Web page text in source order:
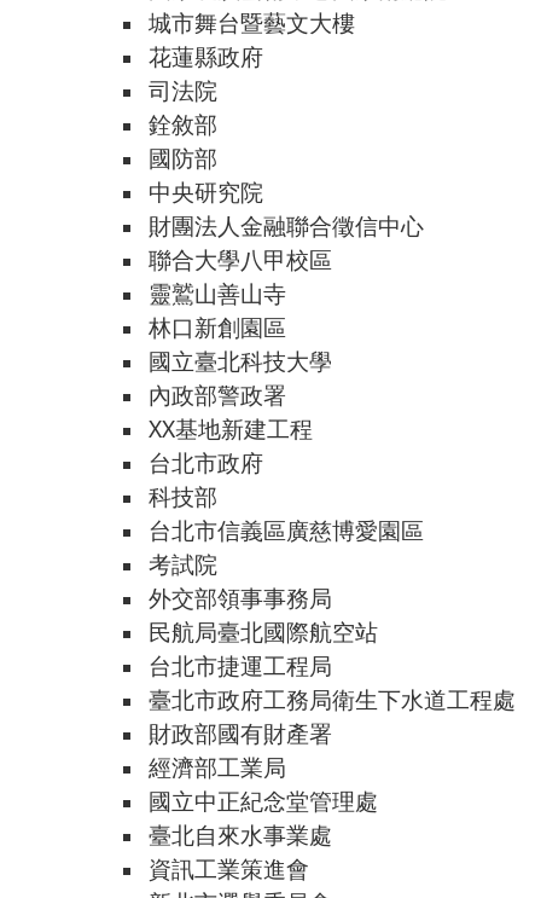
城市舞台暨藝文大樓
花蓮縣政府
司法院
銓敘部
國防部
中央研究院
財團法人金融聯合徵信中心
聯合大學八甲校區
靈鷲山善山寺
林口新創園區
國立臺北科技大學
內政部警政署
XX基地新建工程
台北市政府
科技部
台北市信義區廣慈博愛園區
考試院
外交部領事事務局
民航局臺北國際航空站
台北市捷運工程局
臺北市政府工務局衛生下水道工程處
財政部國有財產署
經濟部工業局
國立中正紀念堂管理處
臺北自來水事業處
資訊工業策進會